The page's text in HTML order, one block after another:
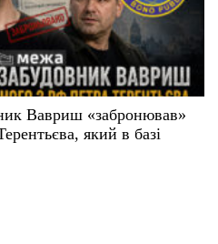
Вавриш «забронював»
який в базі